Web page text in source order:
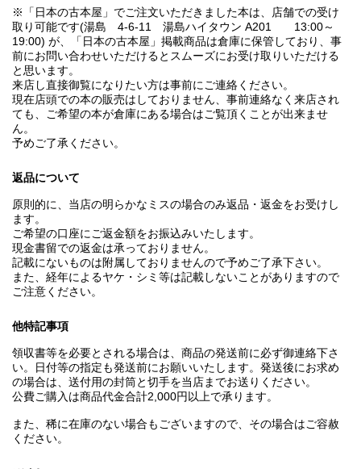
※「日本の古本屋」でご注文いただきました本は、店舗での受け
取り可能です(湯島 4-6-11 湯島ハイタウン A201 13:00～
19:00) が、「日本の古本屋」掲載商品は倉庫に保管しており、事
前にお問い合わせいただけるとスムーズにお受け取りいただける
と思います。
来店し直接御覧になりたい方は事前にご連絡ください。
現在店頭での本の販売はしておりません、事前連絡なく来店され
ても、ご希望の本が倉庫にある場合はご覧頂くことが出来ませ
ん。
予めご了承ください。
返品について
原則的に、当店の明らかなミスの場合のみ返品・返金をお受けし
ます。
ご希望の口座にご返金額をお振込みいたします。
現金書留での返金は承っておりません。
記載にないものは附属しておりませんので予めご了承下さい。
また、経年によるヤケ・シミ等は記載しないことがありますので
ご注意ください。
他特記事項
領収書等を必要とされる場合は、商品の発送前に必ず御連絡下さ
い。日付等の指定も発送前にお願いいたします。発送後にお求め
の場合は、送付用の封筒と切手を当店までお送りください。
公費ご購入は商品代金合計2,000円以上で承ります。
また、稀に在庫のない場合もございますので、その場合はご容赦
ください。